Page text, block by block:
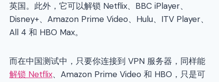
英国。此外，它可以解锁 Netflix、BBC iPlayer、
Disney+、Amazon Prime Video、Hulu、ITV Player、
All 4 和 HBO Max。
而在中国测试中，只要你连接到 VPN 服务器，同样能
解锁 Netflix、Amazon Prime Video 和 HBO，只是可